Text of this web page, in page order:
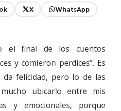
X WhatsApp
el final de los cuentos
y comieron perdices”. Es
da felicidad, pero lo de las
ubicarlo entre mis
y emocionales, porque